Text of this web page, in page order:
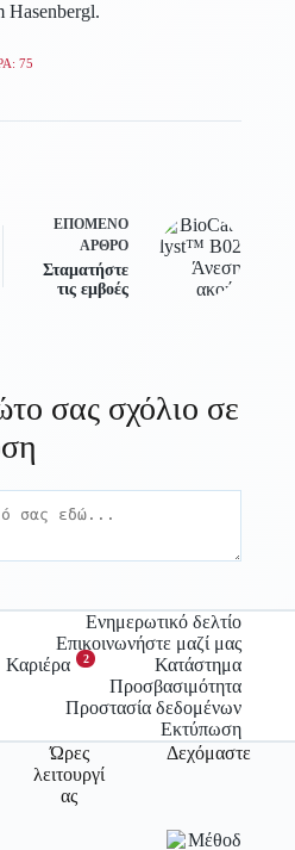
Hasenbergl.
75
ΕΠΌΜΕΝΟ
ΆΡΘΡΟ
Σταματήστε
τις εμβοές
σας σχόλιο σε
Ενημερωτικό δελτίο
Επικοινωνήστε μαζί μας
Καριέρα
2
Κατάστημα
Προσβασιμότητα
Προστασία δεδομένων
Εκτύπωση
Ώρες
λειτουργί
ας
Δεχόμαστε